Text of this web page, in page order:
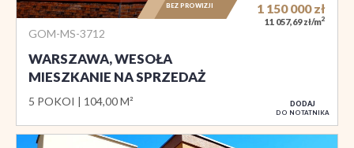
GOM-MS-3712
WARSZAWA, WESOŁA
MIESZKANIE NA SPRZEDAŻ
5 POKOI 104,00 M²
1 150 000zł
11 057,69 zł/m2
BEZ PROWIZJI
DODAJ
DO NOTATNIKA